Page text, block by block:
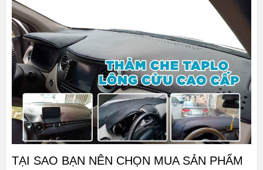
TẠI SAO BẠN NÊN CHỌN MUA SẢN PHẨM